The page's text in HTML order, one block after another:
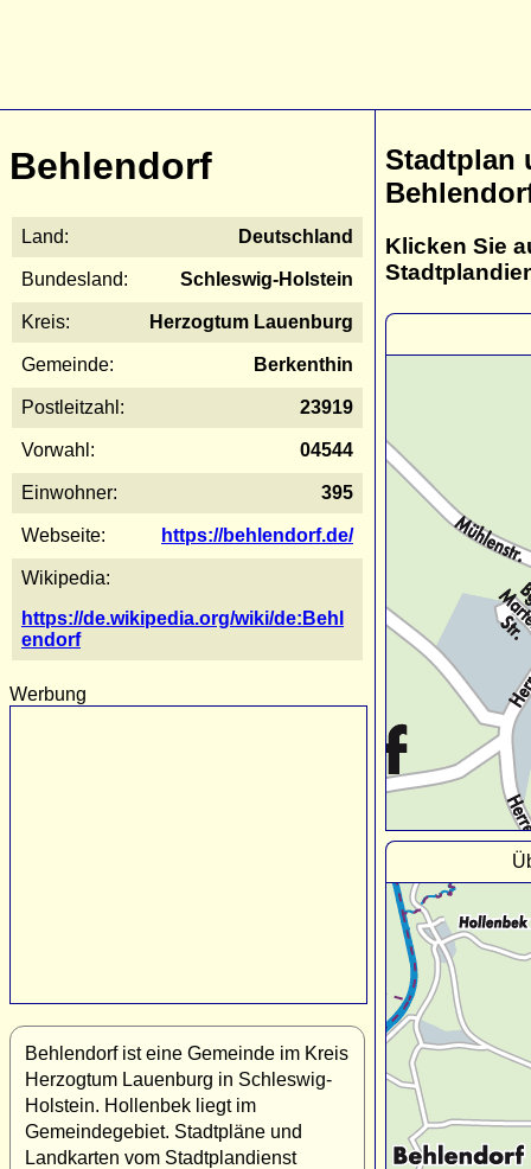
Behlendorf
Land: Deutschland
Bundesland: Schleswig-Holstein
Kreis: Herzogtum Lauenburg
Gemeinde: Berkenthin
Postleitzahl: 23919
Vorwahl: 04544
Einwohner: 395
Webseite: https://behlendorf.de/
Wikipedia:
https://de.wikipedia.org/wiki/de:Behl
endorf
Werbung
Behlendorf ist eine Gemeinde im Kreis
Herzogtum Lauenburg in Schleswig-
Holstein. Hollenbek liegt im
Gemeindegebiet. Stadtpläne und
Landkarten vom Stadtplandienst
Stadtplan
Klicken Sie